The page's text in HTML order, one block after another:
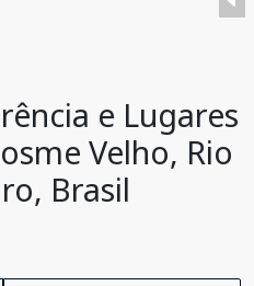
e Lugares
Velho, Rio
Brasil